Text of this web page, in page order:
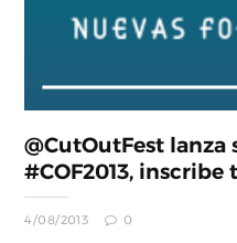
@CutOutFest lanza
#COF2013,
4/08/2013 0